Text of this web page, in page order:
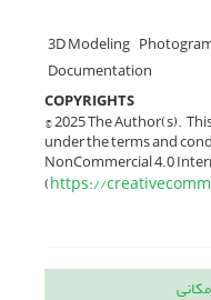
‎3D Modeling
Documentation
COPYRIGHTS
© 2025 The Author(s).
under the terms and
NonCommercial 4.0
(https://